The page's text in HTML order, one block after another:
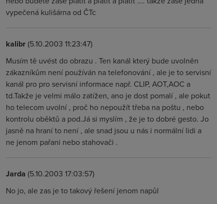
vypečená kulišárna od ČTc
kalibr(5.10.2003 11:23:47)
Musím tě uvést do obrazu . Ten kanál který bude uvolněn
zákazníkům není používán na telefonování , ale je to servisní
kanál pro pro servisní informace např. CLIP, AOT,AOC a
td.Takže je velmi málo zatížen, ano je dost pomalí , ale pokut
ho telecom uvolní , proč ho nepoužít třeba na poštu , nebo
kontrolu oběktů a pod.Já si myslím , že je to dobré gesto. Jo
jasně na hraní to není , ale snad jsou u nás i normální lidi a
ne jenom pařani nebo stahovači .
Jarda (5.10.2003 17:03:57)
No jo, ale zas je to takový řešení jenom napůl